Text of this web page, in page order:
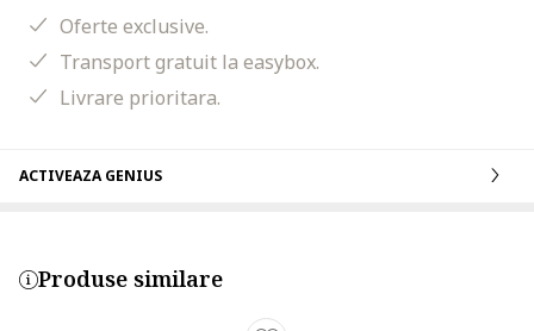
Oferte exclusive.
Transport gratuit la easybox.
Livrare prioritara.
ACTIVEAZA GENIUS
Produse similare